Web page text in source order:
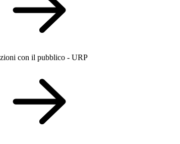
con il pubblico - URP